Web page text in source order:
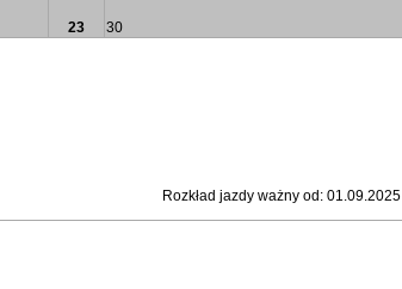
23 30
Rozkład jazdy ważny od: 01.09.2025